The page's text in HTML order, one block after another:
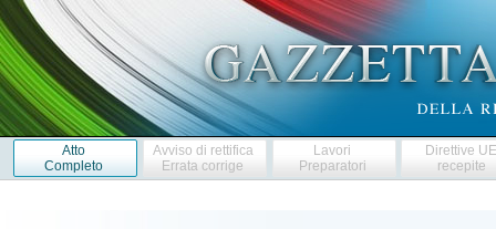
Atto
Completo
Avviso di rettifica
Errata corrige
Lavori
Preparatori
Direttive
recepite